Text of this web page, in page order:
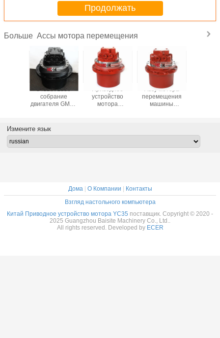
Продолжать
Больше Ассы мотора перемещения
8412291000
собрание
двигателя GM18
Приводное
устройство
мотора
Assy мотора
перемещения
машины
Измените язык
Дома| О Компании | Контакты
Взгляд настольного компьютера
Китай Приводное устройство мотора YC35 поставщик. Copyright © 2020 -
2025 Guangzhou Baisite Machinery Co., Ltd..
All rights reserved. Developed by ECER